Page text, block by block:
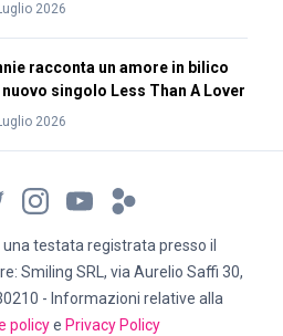
2026
racconta un amore in bilico
nuovo singolo Less Than A Lover
2026
testata registrata presso il
Smiling SRL, via Aurelio Saffi 30,
- Informazioni relative alla
policye Privacy Policy